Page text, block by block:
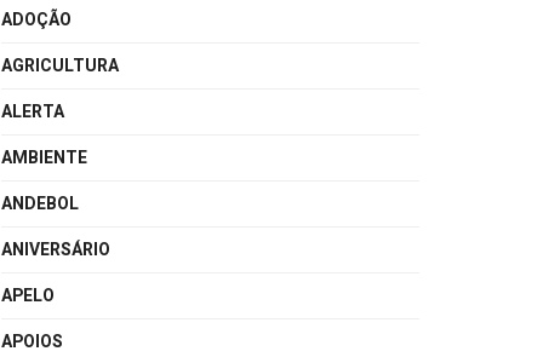
ADOÇÃO
AGRICULTURA
ALERTA
AMBIENTE
ANDEBOL
ANIVERSÁRIO
APELO
APOIOS